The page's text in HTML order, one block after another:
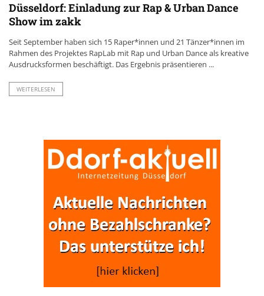
Düsseldorf: Einladung zur Rap & Urban Dance
Show im zakk
Seit September haben sich 15 Raper*innen und 21 Tänzer*innen im
Rahmen des Projektes RapLab mit Rap und Urban Dance als kreative
Ausdrucksformen beschäftigt. Das Ergebnis präsentieren ...
WEITERLESEN